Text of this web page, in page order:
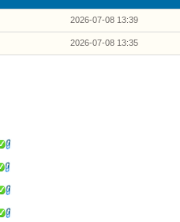
2026-07-08 13:39
2026-07-08 13:35